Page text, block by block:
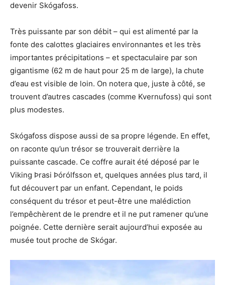
devenir Skógafoss.
Très puissante par son débit – qui est alimenté par la
fonte des calottes glaciaires environnantes et les très
importantes précipitations – et spectaculaire par son
gigantisme (62 m de haut pour 25 m de large), la chute
d’eau est visible de loin. On notera que, juste à côté, se
trouvent d’autres cascades (comme Kvernufoss) qui sont
plus modestes.
Skógafoss dispose aussi de sa propre légende. En effet,
on raconte qu’un trésor se trouverait derrière la
puissante cascade. Ce coffre aurait été déposé par le
Viking Þrasi Þórólfsson et, quelques années plus tard, il
fut découvert par un enfant. Cependant, le poids
conséquent du trésor et peut-être une malédiction
l’empêchèrent de le prendre et il ne put ramener qu’une
poignée. Cette dernière serait aujourd’hui exposée au
musée tout proche de Skógar.